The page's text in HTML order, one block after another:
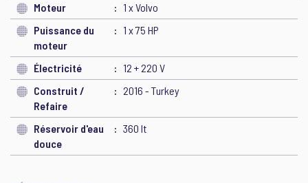
Moteur
1 x Volvo
Puissance du
moteur
1 x 75 HP
Électricité
12 + 220 V
Construit /
Refaire
2016 - Turkey
Réservoir d'eau
douce
360 lt